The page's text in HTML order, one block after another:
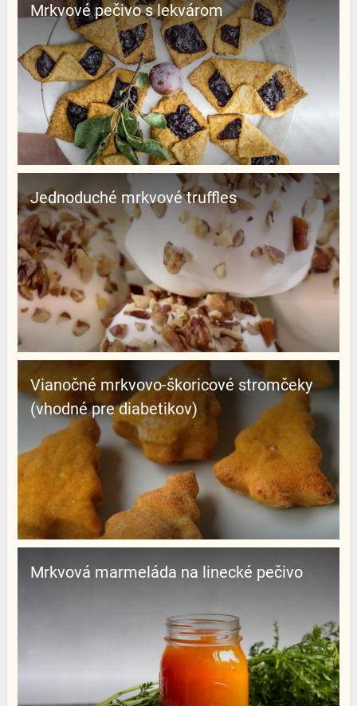
Mrkvové pečivo s lekvárom
Jednoduché mrkvové truffles
Vianočné mrkvovo-škoricové stromčeky
(vhodné pre diabetikov)
Mrkvová marmeláda na linecké pečivo